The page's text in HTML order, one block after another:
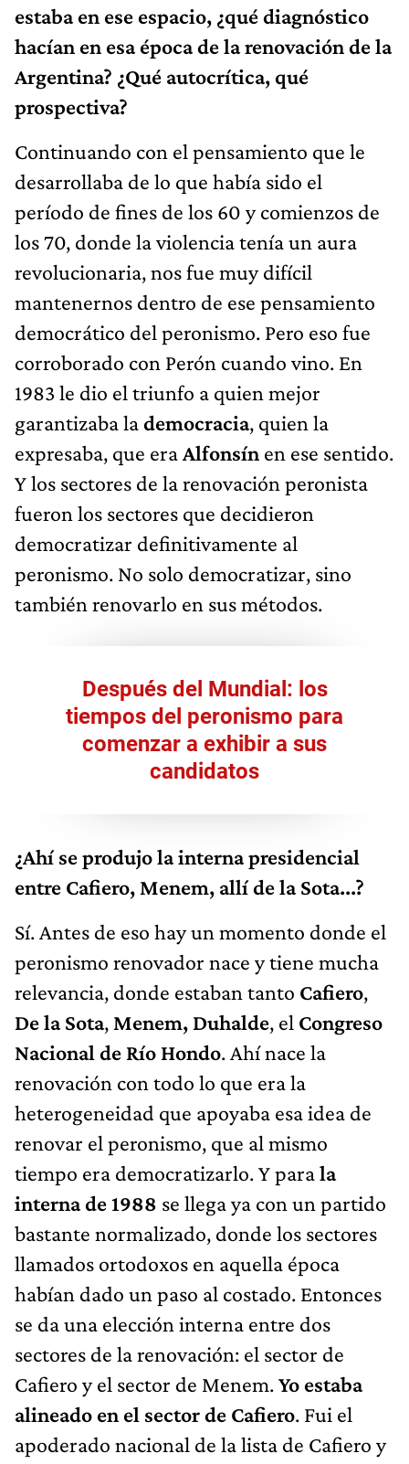
estaba en ese espacio, ¿qué diagnóstico
hacían en esa época de la renovación de la
Argentina? ¿Qué autocrítica, qué
prospectiva?
Continuando con el pensamiento que le
desarrollaba de lo que había sido el
período de fines de los 60 y comienzos de
los 70, donde la violencia tenía un aura
revolucionaria, nos fue muy difícil
mantenernos dentro de ese pensamiento
democrático del peronismo. Pero eso fue
corroborado con Perón cuando vino. En
1983 le dio el triunfo a quien mejor
garantizaba lademocracia, quien la
expresaba, que eraAlfonsín en ese sentido.
Y los sectores de la renovación peronista
fueron los sectores que decidieron
democratizar definitivamente al
peronismo. No solo democratizar, sino
también renovarlo en sus métodos.
Después del Mundial: los
tiempos del peronismo para
comenzar a exhibir a sus
candidatos
¿Ahí se produjo la interna presidencial
entre Cafiero, Menem, allí de la Sota...?
Sí. Antes de eso hay un momento donde el
peronismo renovador nace y tiene mucha
relevancia, donde estaban tanto Cafiero,
De la Sota, Menem, Duhalde, el Congreso
Nacional de Río Hondo. Ahí nace la
renovación con todo lo que era la
heterogeneidad que apoyaba esa idea de
renovar el peronismo, que al mismo
tiempo era democratizarlo. Y parala
interna de 1988 se llega ya con un partido
bastante normalizado, donde los sectores
llamados ortodoxos en aquella época
habían dado un paso al costado. Entonces
se da una elección interna entre dos
sectores de la renovación: el sector de
Cafiero y el sector de Menem.Yo estaba
alineado en el sector de Cafiero. Fui el
apoderado nacional de la lista de Cafiero y